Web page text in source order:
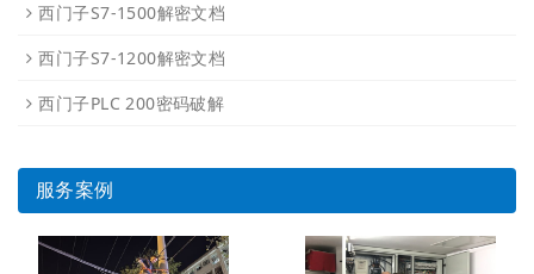
西门子S7-1500解密文档
西门子S7-1200解密文档
西门子PLC 200密码破解
服务案例